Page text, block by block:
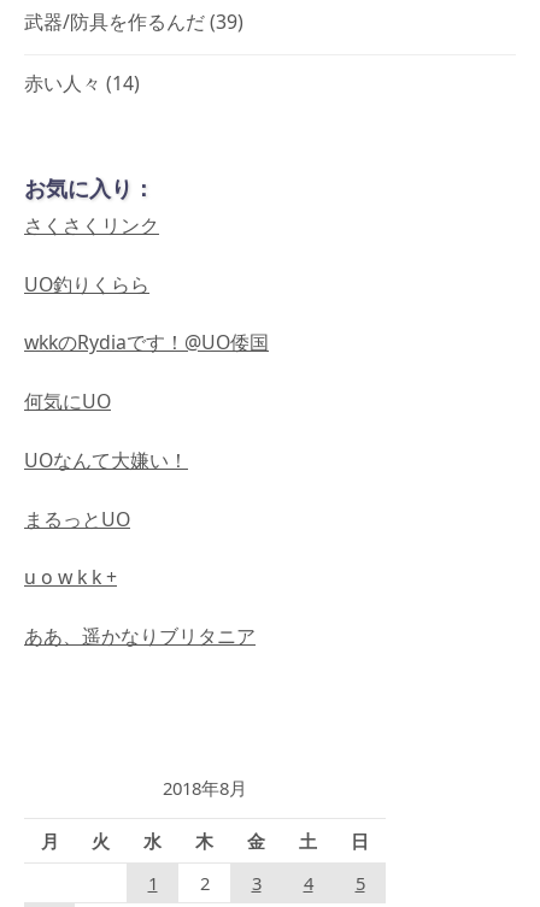
武器/防具を作るんだ(39)
赤い人々 (14)
お気に入り：
さくさくリンク
UO釣りくらら
wkkのRydiaです！@UO倭国
何気にUO
UOなんて大嫌い！
まるっとUO
u o w k k +
ああ、遥かなりブリタニア
2018年8月
月 火 水 木 金 土
日
1
2 3 4
5